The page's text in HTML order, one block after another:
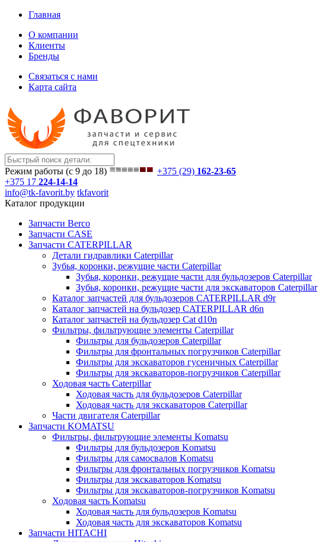
Главная
О компании
Клиенты
Бренды
Связаться с нами
Карта сайта
Режим работы (с 9 до 18) +375 (29) 162-23-65
+375 17 224-14-14
info@tk-favorit.by tkfavorit
Каталог продукции
Запчасти Berco
Запчасти CASE
Запчасти CATERPILLAR
Детали гидравлики Caterpillar
Зубья, коронки, режущие части Caterpillar
Зубья, коронки, режущие части для бульдозеров Caterpillar
Зубья, коронки, режущие части для экскаваторов Caterpillar
Каталог запчастей для бульдозеров CATERPILLAR d9r
Каталог запчастей на бульдозер CATERPILLAR d6n
Каталог запчастей на бульдозер Сat d10n
Фильтры, фильтрующие элементы Caterpillar
Фильтры для бульдозеров Caterpillar
Фильтры для фронтальных погрузчиков Caterpillar
Фильтры для экскаваторов гусеничных Caterpillar
Фильтры для экскаваторов-погрузчиков Caterpillar
Ходовая часть Caterpillar
Ходовая часть для бульдозеров Caterpillar
Ходовая часть для экскаваторов Caterpillar
Части двигателя Caterpillar
Запчасти KOMATSU
Фильтры, фильтрующие элементы Komatsu
Фильтры для бульдозеров Komatsu
Фильтры для самосвалов Komatsu
Фильтры для фронтальных погрузчиков Komatsu
Фильтры для экскаваторов Komatsu
Фильтры для экскаваторов-погрузчиков Komatsu
Ходовая часть Komatsu
Ходовая часть для бульдозеров Komatsu
Ходовая часть для экскаваторов Komatsu
Запчасти HITACHI